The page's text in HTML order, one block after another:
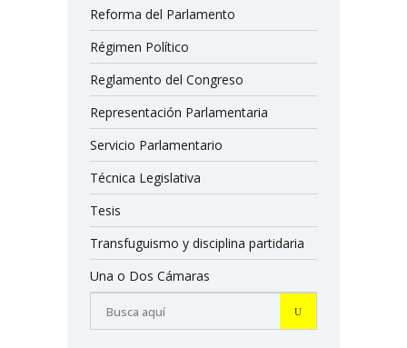
Reforma del Parlamento
Régimen Político
Reglamento del Congreso
Representación Parlamentaria
Servicio Parlamentario
Técnica Legislativa
Tesis
Transfuguismo y disciplina partidaria
Una o Dos Cámaras